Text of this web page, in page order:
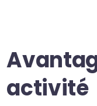
activité